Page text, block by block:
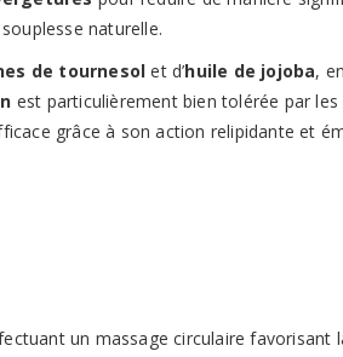
naturelle.
de tournesol et d’huile de jojoba,
est particulièrement bien tolérée par les
grâce à son action relipidante et
un massage circulaire favorisant